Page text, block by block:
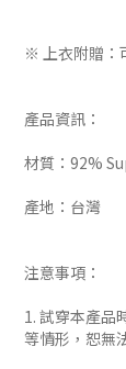
※ 上衣附贈：
產品資訊：
材質：92%
產地：台灣
注意事項：
1. 試穿本產品
等情形，恕無